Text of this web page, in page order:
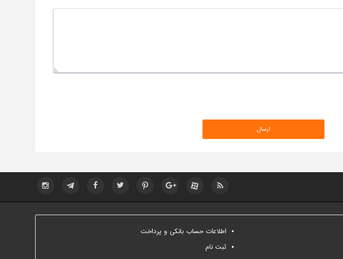
اطلاعات حساب بانکی و پرداخت
ثبت نام